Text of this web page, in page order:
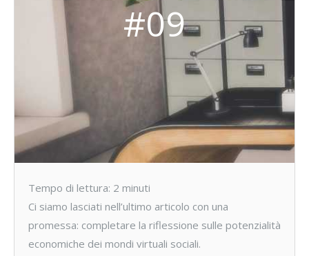
#09
Tempo di lettura: 2 minuti
Ci siamo lasciati nell’ultimo articolo con una
promessa: completare la riflessione sulle potenzialità
economiche dei mondi virtuali sociali.